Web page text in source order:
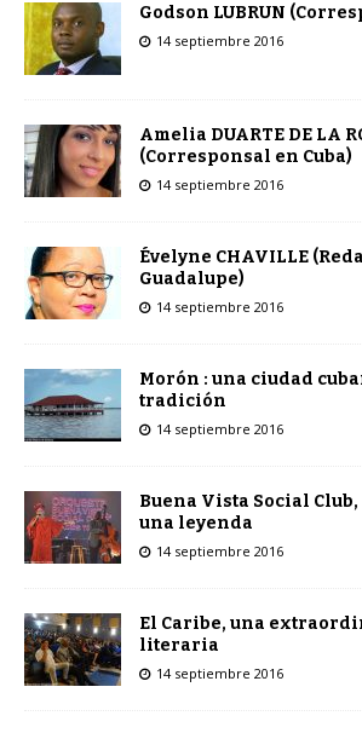
Godson LUBRUN
14 septiembre 2016
Amelia DUARTE DE LA
(Corresponsal en Cuba)
14 septiembre 2016
Évelyne CHAVILLE
Guadalupe)
14 septiembre 2016
Morón : una ciudad
tradición
14 septiembre 2016
Buena Vista Social
una leyenda
14 septiembre 2016
El Caribe, una
literaria
14 septiembre 2016